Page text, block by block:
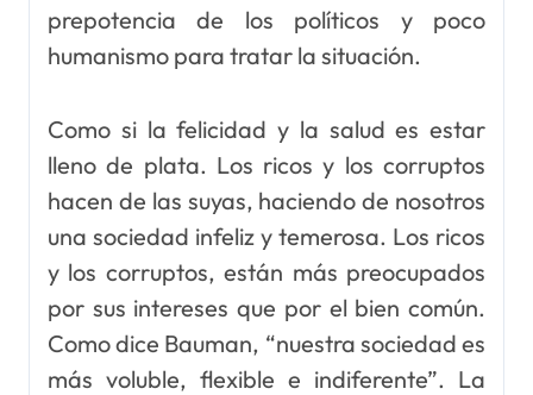
prepotencia de los políticos y poco
humanismo para tratar la situación.
Como si la felicidad y la salud es estar
lleno de plata. Los ricos y los corruptos
hacen de las suyas, haciendo de nosotros
una sociedad infeliz y temerosa. Los ricos
y los corruptos, están más preocupados
por sus intereses que por el bien común.
Como dice Bauman, “nuestra sociedad es
más voluble, flexible e indiferente”. La